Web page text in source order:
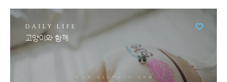
DAILY LIFE
고양이와 함께